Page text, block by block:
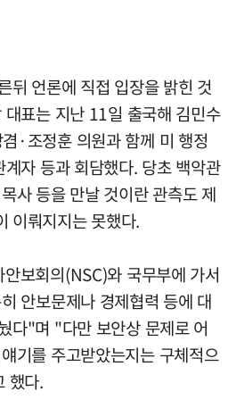
뒤 언론에 직접 입장을 밝힌 것
표는 지난 11일 출국해 김민수
·조정훈 의원과 함께 미 행정
자 등과 회담했다. 당초 백악관
사 등을 만날 것이란 관측도 제
이뤄지지는 못했다.
보회의(NSC)와 국무부에 가서
안보문제나 경제협력 등에 대
다"며 "다만 보안상 문제로 어
기를 주고받았는지는 구체적으
했다.